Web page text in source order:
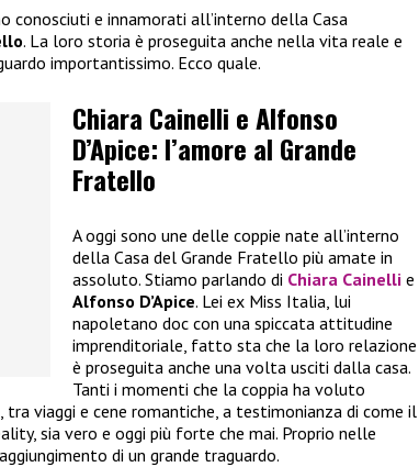
conosciuti e innamorati all’interno della Casa
. La loro storia è proseguita anche nella vita reale e
importantissimo. Ecco quale.
Chiara Cainelli e Alfonso
D’Apice: l’amore al Grande
Fratello
A oggi sono une delle coppie nate all’interno
della Casa del Grande Fratello più amate in
assoluto. Stiamo parlando di Chiara Cainelli e
Alfonso D’Apice. Lei ex Miss Italia, lui
napoletano doc con una spiccata attitudine
imprenditoriale, fatto sta che la loro relazione
è proseguita anche una volta usciti dalla casa.
Tanti i momenti che la coppia ha voluto
viaggi e cene romantiche, a testimonianza di come il
sia vero e oggi più forte che mai. Proprio nelle
di un grande traguardo.